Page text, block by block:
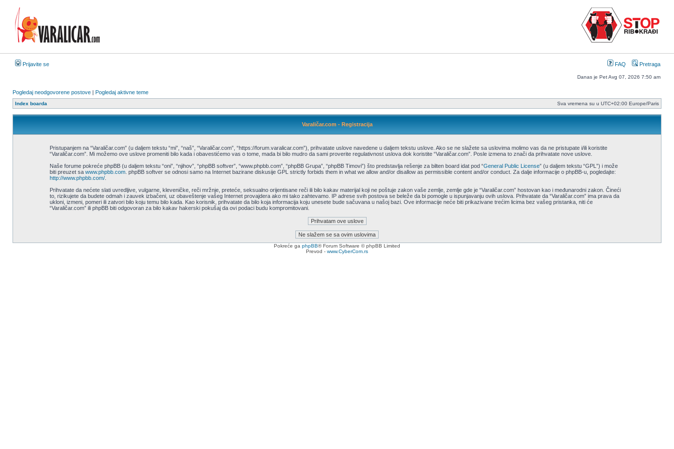
Prijavite se FAQ Pretraga
Danas je Pet Avg 07, 2026 7:50 am
Pogledaj neodgovorene postove | Pogledaj aktivne teme
Index boarda Sva vremena su u UTC+02:00 Europe/Paris
Varaličar.com - Registracija
Pristupanjem na “Varaličar.com” (u daljem tekstu “mi”, “naš”, “Varaličar.com”, “https://forum.varalicar.com”), prihvatate uslove navedene u daljem tekstu uslove. Ako se ne slažete sa uslovima molimo vas da ne pristupate i/ili koristite
“Varaličar.com”. Mi možemo ove uslove promeniti bilo kada i obavestićemo vas o tome, mada bi bilo mudro da sami proverite regulativnost uslova dok koristite “Varaličar.com”. Posle izmena to znači da prihvatate nove uslove.
Naše forume pokreće phpBB (u daljem tekstu “oni”, “njihov”, “phpBB softver”, “www.phpbb.com”, “phpBB Grupa”, “phpBB Timovi”) što predstavlja rešenje za bilten board idat pod “General Public License” (u daljem tekstu “GPL”) i može
biti preuzet sa www.phpbb.com. phpBB softver se odnosi samo na Internet bazirane diskusije GPL strictly forbids them in what we allow and/or disallow as permissible content and/or conduct. Za dalje informacije o phpBB-u, pogledajte:
http://www.phpbb.com/.
Prihvatate da nećete slati uvredljive, vulgarne, kleveničke, reči mržnje, preteće, seksualno orijentisane reči ili bilo kakav materijal koji ne poštuje zakon vaše zemlje, zemlje gde je “Varaličar.com” hostovan kao i međunarodni zakon. Čineći
to, rizikujete da budete odmah i zauvek izbačeni, uz obaveštenje vašeg Internet provajdera ako mi tako zahtevamo. IP adrese svih postova se beleže da bi pomogle u ispunjavanju ovih uslova. Prihvatate da “Varaličar.com” ima prava da
ukloni, izmeni, pomeri ili zatvori bilo koju temu bilo kada. Kao korisnik, prihvatate da bilo koja informacija koju unesete bude sačuvana u našoj bazi. Ove informacije neće biti prikazivane trećim licima bez vašeg pristanka, niti će
“Varaličar.com” ili phpBB biti odgovoran za bilo kakav hakerski pokušaj da ovi podaci budu kompromitovani.
Pokreće ga phpBB® Forum Software © phpBB Limited
Prevod - www.CyberCom.rs